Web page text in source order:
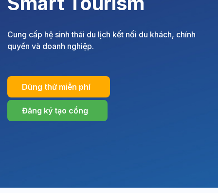
Cung cấp hệ sinh thái du lịch kết nối du khách, chính
quyền và doanh nghiệp.
Dùng thử miễn phí
Đăng ký tạo cổng